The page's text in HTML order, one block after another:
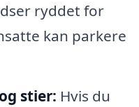
ryddet for
kan parkere
stier: Hvis du